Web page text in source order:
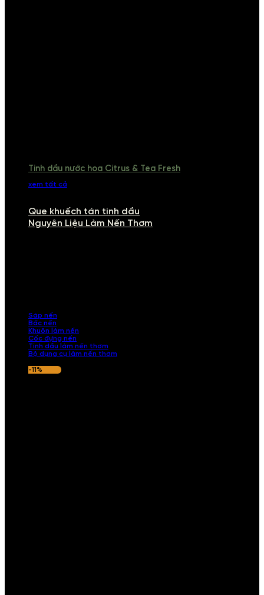
Tinh dầu nước hoa Citrus & Tea Fresh
xem tất cả
Que khuếch tán tinh dầu
Nguyên Liệu Làm Nến Thơm
Sáp nến
Bấc nến
Khuôn làm nến
Cốc đựng nến
Tinh dầu làm nến thơm
Bộ dụng cụ làm nến thơm
-11%